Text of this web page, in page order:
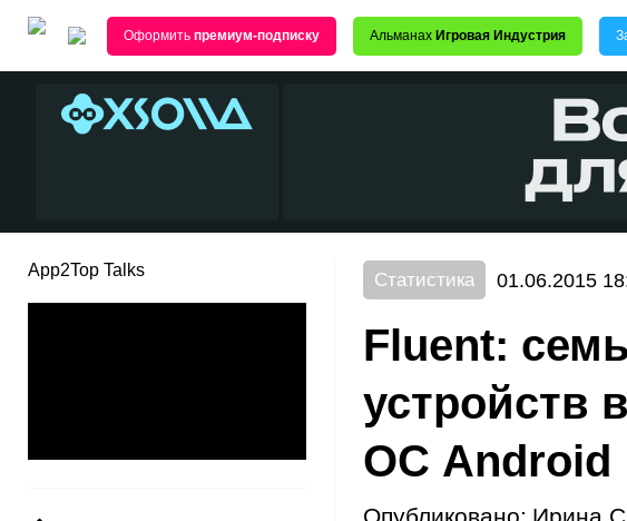
Оформить премиум-подписку Альманах Игровая Индустрия
App2Top Talks Статистика 01.06.2015
Fluent:
устройств
ОС Android